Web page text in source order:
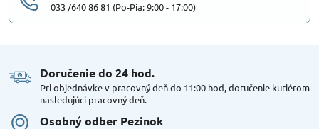
033 /640 86 81 (Po-Pia: 9:00 - 17:00)
Doručenie do 24 hod​.
Pri objednávke v pracovný deň do 11:00 hod, doručenie kuriérom
nasledujúci pracovný deň.
Osobný odber Pezinok